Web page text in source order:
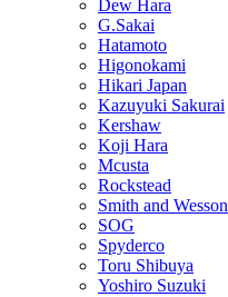
Dew Hara
G.Sakai
Hatamoto
Higonokami
Hikari Japan
Kazuyuki Sakurai
Kershaw
Koji Hara
Mcusta
Rockstead
Smith and Wesson
SOG
Spyderco
Toru Shibuya
Yoshiro Suzuki